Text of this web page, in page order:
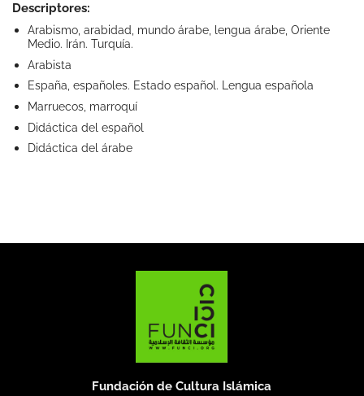
Descriptores:
Arabismo, arabidad, mundo árabe, lengua árabe, Oriente
Medio. Irán. Turquía.
Arabista
España, españoles. Estado español. Lengua española
Marruecos, marroquí
Didáctica del español
Didáctica del árabe
Fundación de Cultura Islámica